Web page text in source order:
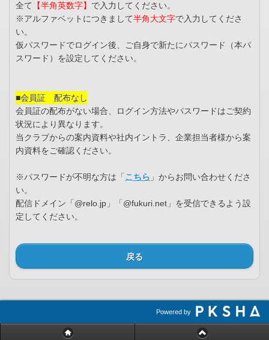
全て
【半角英数字】 で入力してください。
※アルファベットにつきまして半角大文字で入力してくださ
い。
仮パスワードでログイン後、ご自身で新たにパスワード（本パ
スワード）を設定してください。
■会員証 配布なし
会員証の配布がない場合、ログイン方法やパスワードはご契約
状況により異なります。
当クラブからの案内資料や社内イントラ、企業担当者様から案
内資料をご確認ください。
※パスワードが不明な方は「 こちら 」からお問い合わせくださ
い。
配信ドメイン「@relo.jp」「@fukuri.net」を受信できるよう設
定してください。
戻る
Powered by